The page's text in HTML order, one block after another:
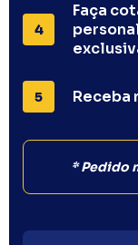
4
Faça
5 Receba
* Pedido